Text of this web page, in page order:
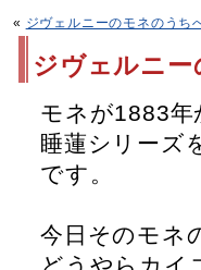
« ジヴェルニーのモネのうち
ジヴェルニ
モネが1883
睡蓮シリーズ
です。
今日そのモネ